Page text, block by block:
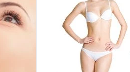
órdenes en Azcapotzalco. No dude en
recibirá amplios beneficios y un